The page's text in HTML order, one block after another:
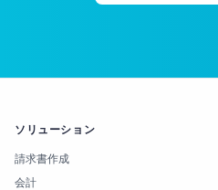
ソリューション
請求書作成
会計